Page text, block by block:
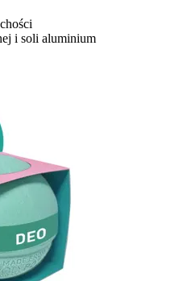
i soli aluminium